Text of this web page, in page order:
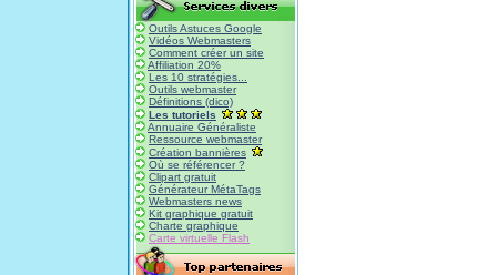
Outils Astuces Google
Vidéos Webmasters
Comment créer un site
Affiliation 20%
Les 10 stratégies...
Outils webmaster
Définitions (dico)
Les tutoriels
Annuaire Généraliste
Ressource webmaster
Création bannières
Où se référencer ?
Clipart gratuit
Générateur MétaTags
Webmasters news
Kit graphique gratuit
Charte graphique
Carte virtuelle Flash